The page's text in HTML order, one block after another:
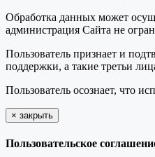
Обработка данных может
администрация Сайта не
Пользователь признает и
поддержки, а такие третьи
Пользователь осознает, что
× закрыть
Пользовательское